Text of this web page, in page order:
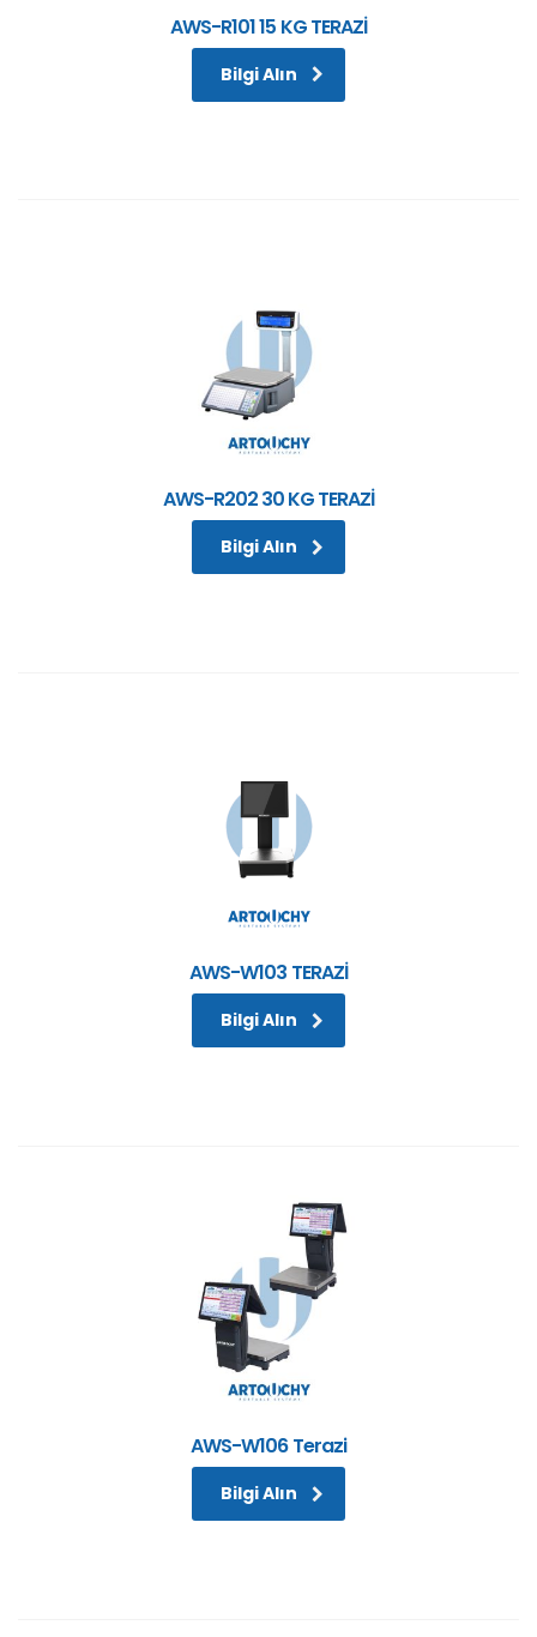
AWS-R101 15 KG TERAZİ
Bilgi Alın
AWS-R202 30 KG TERAZİ
Bilgi Alın
AWS-W103 TERAZİ
Bilgi Alın
AWS-W106 Terazi
Bilgi Alın